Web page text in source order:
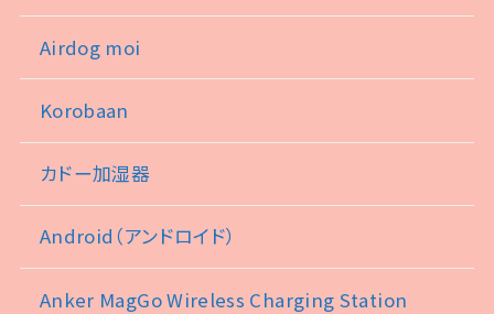
Airdog moi
Korobaan
カドー加湿器
Android（アンドロイド）
Anker MagGo Wireless Charging Station